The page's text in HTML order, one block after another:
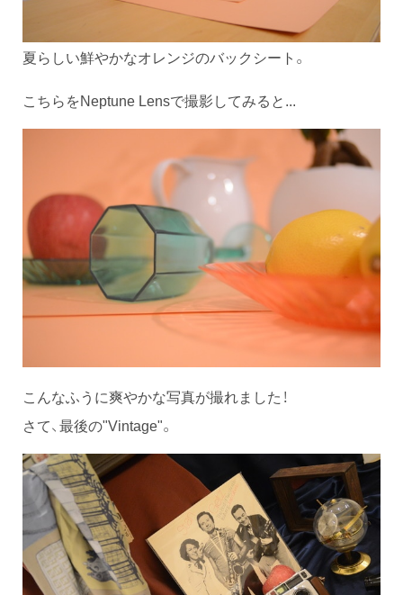
夏らしい鮮やかなオレンジのバックシート。
こちらをNeptune Lensで撮影してみると...
こんなふうに爽やかな写真が撮れました！
さて、最後の"Vintage"。